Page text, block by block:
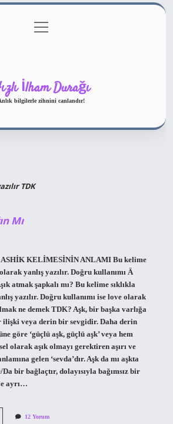
Gizlilik Politikası
menüyü
aç
İlham Durağı
bilgilerle zihnini canlandır!
TDK
Mı
ASHİK KELİMESİNİN ANLAMI Bu kelime
yanlış yazılır. Doğru kullanımı Ä
atmak şapkalı mı? Bu kelime sıklıkla
yazılır. Doğru kullanımı ise love olarak
ne demek TDK? Aşk, bir başka varlığa
ilişki veya derin bir sevgidir. Daha derin
göre ‘güçlü aşk, güçlü aşk’ veya hem
olarak aşık olmayı gerektiren aşırı ve
gelen ‘sevda’dır. Aşk da mı aşkta
bir bağlaçtır, dolayısıyla bağımsız bir
ayrı…
12 Yorum